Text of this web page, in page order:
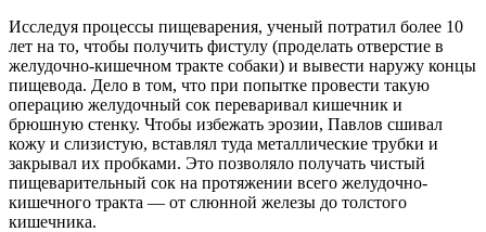
Исследуя процессы пищеварения, ученый потратил более 10
лет на то, чтобы получить фистулу (проделать отверстие в
желудочно-кишечном тракте собаки) и вывести наружу концы
пищевода. Дело в том, что при попытке провести такую
операцию желудочный сок переваривал кишечник и
брюшную стенку. Чтобы избежать эрозии, Павлов сшивал
кожу и слизистую, вставлял туда металлические трубки и
закрывал их пробками. Это позволяло получать чистый
пищеварительный сок на протяжении всего желудочно-
кишечного тракта — от слюнной железы до толстого
кишечника.